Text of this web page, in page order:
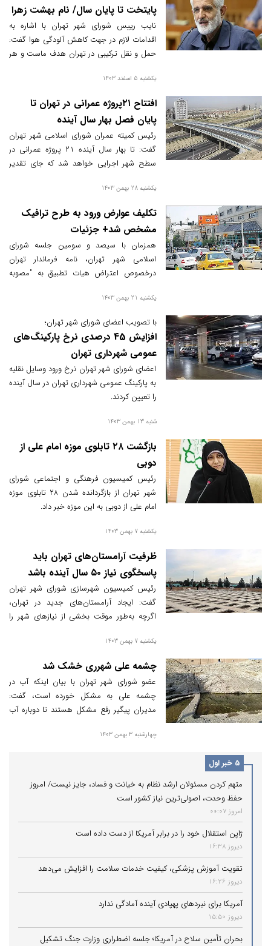
پایتخت تا پایان سال/ نام بهشت زهرا
تغییر نمی‌کند
نایب رییس شورای شهر تهران با اشاره به
اقدامات لازم در جهت کاهش آلودگی هوا گفت:
حمل و نقل ترکیبی در تهران هدف ماست و هر
ناوگان حمل و نقلی برسد و بر این اساس
شخصی ایجاد کنیم.
یکشنبه 5 اسفند 1403
افتتاح ۲۱پروژه عمرانی در تهران تا
پایان فصل بهار سال آینده
رئیس کمیته عمران شورای اسلامی شهر تهران
گفت: تا بهار سال آینده ۲۱ پروژه عمرانی در
سطح شهر اجرایی خواهد شد که جای تقدیر
یکشنبه 28 بهمن 1403
تکلیف عوارض ورود به طرح ترافیک
مشخص شد+ جزئیات
همزمان با سیصد و سومین جلسه شورای
اسلامی شهر تهران، نامه فرماندار تهران
درخصوص اعتراض هیات تطبیق به "مصوبه
یکشنبه 21 بهمن 1403
با تصویب اعضای شورای شهر تهران؛
افزایش 45 درصدی نرخ پارکینگ‌های
عمومی شهرداری تهران
اعضای شورای شهر تهران نرخ ورود وسایل نقلیه
به پارکینگ عمومی شهرداری تهران در سال آینده
را تعیین کردند.
شنبه 13 بهمن 1403
بازگشت ۲۸ تابلوی موزه امام علی از
دوبی
رئیس کمیسیون فرهنگی و اجتماعی شورای
شهر تهران از بازگردانده شدن ۲۸ تابلوی موزه
امام علی از دوبی به این موزه خبر داد.
یکشنبه 7 بهمن 1403
ظرفیت آرامستان‌های تهران باید
پاسخگوی نیاز ۵۰ سال آینده باشد
رئیس کمیسیون شهرسازی شورای شهر تهران
گفت: ایجاد آرامستان‌های جدید در تهران،
اگرچه به‌طور موقت بخشی از نیازهای شهر را
یکشنبه 7 بهمن 1403
چشمه علی شهرری خشک شد
عضو شورای شهر تهران با بیان اینکه آب در
چشمه علی به مشکل خورده است، گفت:
مدیران پیگیر رفع مشکل هستند تا دوباره آب
چهارشنبه 3 بهمن 1403
5 خبر اول
متهم کردن مسئولان ارشد نظام به خیانت و فساد، جایز نیست/ امروز
حفظ وحدت، اصولی‌ترین نیاز کشور است
امروز 00:07
ژاپن استقلال خود را در برابر آمریکا از دست داده است
دیروز 16:38
تقویت آموزش پزشکی، کیفیت خدمات سلامت را افزایش می‌دهد
دیروز 16:26
آمریکا برای نبردهای پهپادی آینده آمادگی ندارد
دیروز 15:50
بحران تأمین سلاح در آمریکا؛ جلسه اضطراری وزارت جنگ تشکیل